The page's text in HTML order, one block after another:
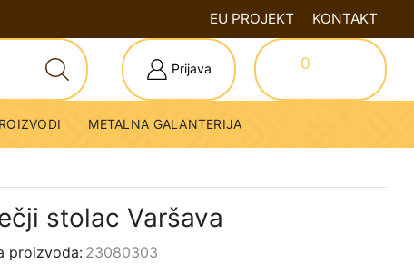
EU PROJEKT KONTAKT
Prijava 0
METALNA GALANTERIJA
stolac Varšava
proizvoda: 23080303